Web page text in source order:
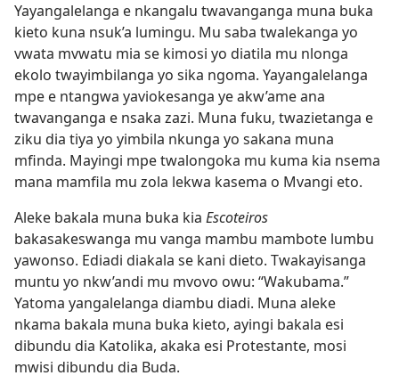
Yayangalelanga e nkangalu twavanganga muna buka
kieto kuna nsuk’a lumingu. Mu saba twalekanga yo
vwata mvwatu mia se kimosi yo diatila mu nlonga
ekolo twayimbilanga yo sika ngoma. Yayangalelanga
mpe e ntangwa yaviokesanga ye akw’ame ana
twavanganga e nsaka zazi. Muna fuku, twazietanga e
ziku dia tiya yo yimbila nkunga yo sakana muna
mfinda. Mayingi mpe twalongoka mu kuma kia nsema
mana mamfila mu zola lekwa kasema o Mvangi eto.
Aleke bakala muna buka kia Escoteiros
bakasakeswanga mu vanga mambu mambote lumbu
yawonso. Ediadi diakala se kani dieto. Twakayisanga
muntu yo nkw’andi mu mvovo owu: “Wakubama.”
Yatoma yangalelanga diambu diadi. Muna aleke
nkama bakala muna buka kieto, ayingi bakala esi
dibundu dia Katolika, akaka esi Protestante, mosi
mwisi dibundu dia Buda.